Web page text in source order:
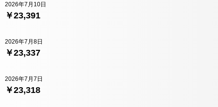
￥23,391
2026年7月10日
￥23,337
2026年7月8日
￥23,318
2026年7月7日